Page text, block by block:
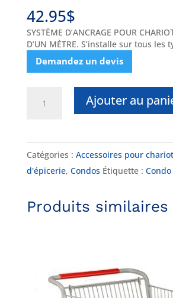
42.95$
SYSTÈME D’ANCRAGE POUR
D’UN MÈTRE. S’installe sur tous les
Demandez un devis
COIN
LOCK
-
de
Ajouter au
Catégories : Accessoires pour chariot
d'épicerie, Condos Étiquette : Condo
Produits similaires